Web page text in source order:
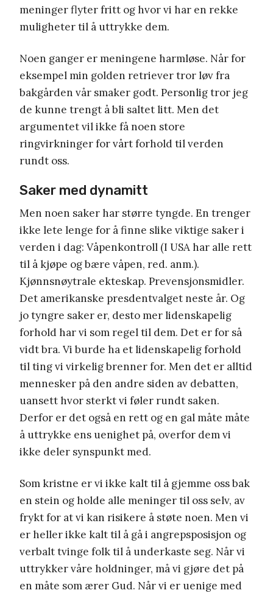
meninger flyter fritt og hvor vi har en rekke
muligheter til å uttrykke dem.
Noen ganger er meningene harmløse. Når for
eksempel min golden retriever tror løv fra
bakgården vår smaker godt. Personlig tror jeg
de kunne trengt å bli saltet litt. Men det
argumentet vil ikke få noen store
ringvirkninger for vårt forhold til verden
rundt oss.
Saker med dynamitt
Men noen saker har større tyngde. En trenger
ikke lete lenge for å finne slike viktige saker i
verden i dag: Våpenkontroll (I USA har alle rett
til å kjøpe og bære våpen, red. anm.).
Kjønnsnøytrale ekteskap. Prevensjonsmidler.
Det amerikanske presdentvalget neste år. Og
jo tyngre saker er, desto mer lidenskapelig
forhold har vi som regel til dem. Det er for så
vidt bra. Vi burde ha et lidenskapelig forhold
til ting vi virkelig brenner for. Men det er alltid
mennesker på den andre siden av debatten,
uansett hvor sterkt vi føler rundt saken.
Derfor er det også en rett og en gal måte måte
å uttrykke ens uenighet på, overfor dem vi
ikke deler synspunkt med.
Som kristne er vi ikke kalt til å gjemme oss bak
en stein og holde alle meninger til oss selv, av
frykt for at vi kan risikere å støte noen. Men vi
er heller ikke kalt til å gå i angrepsposisjon og
verbalt tvinge folk til å underkaste seg. Når vi
uttrykker våre holdninger, må vi gjøre det på
en måte som ærer Gud. Når vi er uenige med